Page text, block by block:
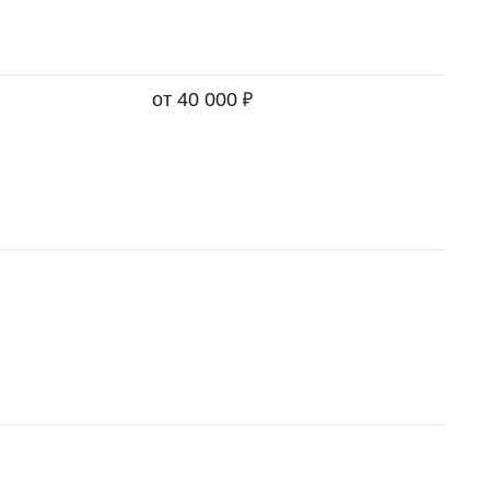
от 40 000 ₽